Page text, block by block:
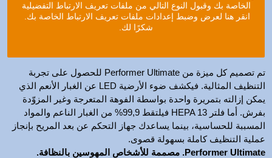
الخاصة بك وقبول النوع التالي من ملفات تعريف الارتباط التفضيلية
انقر هنا لعرض وضبط إعدادات ملفات تعريف الارتباط الخاصة بك.
شكرًا لك.
تم تصميم كل ميزة من Performer Ultimate للحصول على تجربة
التنظيف المثالية. فيكشف ضوء الأرضية LED عن الغبار الأنعم الذي
يمكن إزالته بتمريرة واحدة بواسطة الفوهة المتعرجة وغير المزوّدة
بفرش. أما فلتر HEPA 13 فيلتقط 99,9% من الغبار الناعم والمواد
المسببة للحساسية، بينما يساعدك جهاز التحكم عن بعد المريح بإنجاز
عملية التنظيف كاملة بسهولة قصوى.
Performer Ultimate. مصممة للأشخاص المهوسين بالنظافة.